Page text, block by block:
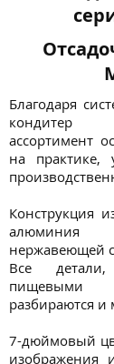
Благодаря
кондитер
ассортимент
на практике,
Конструкция
нержавеющей
Все
пищевыми
разбираются и
7-дюймовый
изображения